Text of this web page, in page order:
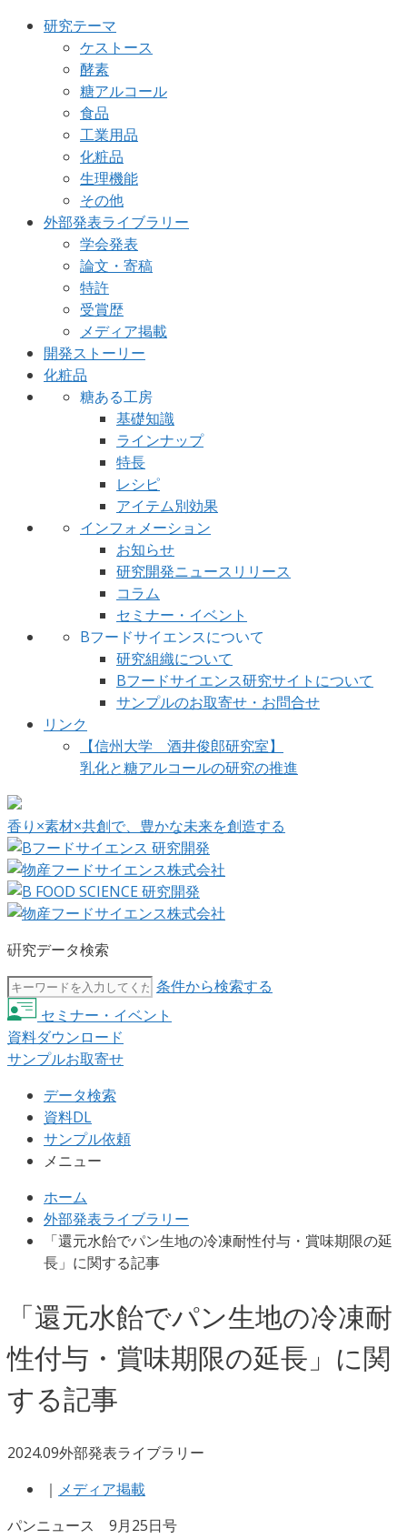
研究テーマ
ケストース
酵素
糖アルコール
食品
工業用品
化粧品
生理機能
その他
外部発表ライブラリー
学会発表
論文・寄稿
特許
受賞歴
メディア掲載
開発ストーリー
化粧品
糖ある工房
基礎知識
ラインナップ
特長
レシピ
アイテム別効果
インフォメーション
お知らせ
研究開発ニュースリリース
コラム
セミナー・イベント
Bフードサイエンスについて
研究組織について
Bフードサイエンス研究サイトについて
サンプルのお取寄せ・お問合せ
リンク
【信州大学 酒井俊郎研究室】
乳化と糖アルコールの研究の推進
香り×素材×共創で、豊かな未来を創造する
硏究データ検索
条件から検索する
セミナー・イベント
資料ダウンロード
サンプルお取寄せ
データ検索
資料DL
サンプル依頼
メニュー
ホーム
外部発表ライブラリー
「還元水飴でパン生地の冷凍耐性付与・賞味期限の延
長」に関する記事
「還元水飴でパン生地の冷凍耐
性付与・賞味期限の延長」に関
する記事
2024.09外部発表ライブラリー
｜ メディア掲載
パンニュース 9月25日号